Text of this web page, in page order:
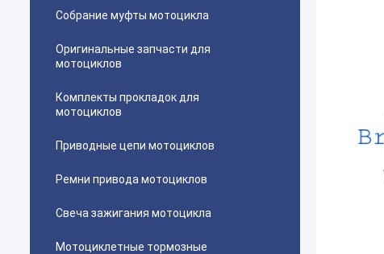
Собрание муфты мотоцикла
Оригинальные запчасти для
мотоциклов
Комплекты прокладок для
мотоциклов
Приводные цепи мотоциклов
Ремни привода мотоциклов
Свеча зажигания мотоцикла
Мотоциклетные тормозные